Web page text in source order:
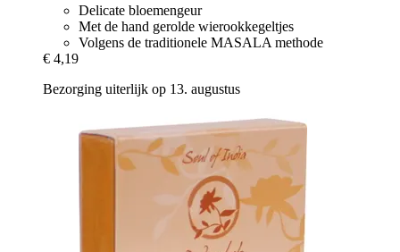
Delicate bloemengeur
Met de hand gerolde wierookkegeltjes
Volgens de traditionele MASALA methode
€ 4,19
Bezorging uiterlijk op 13. augustus